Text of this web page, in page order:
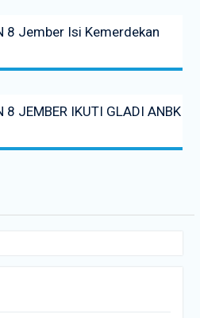
8 Jember Isi Kemerdekan
8 JEMBER IKUTI GLADI ANBK